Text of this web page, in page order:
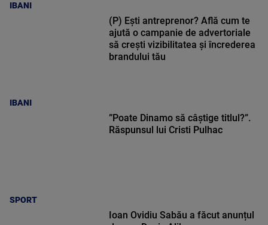
IBANI
IBANI
(P) Ești antreprenor? Află cum te
ajută o campanie de advertoriale
să crești vizibilitatea și încrederea
brandului tău
SPORT
”Poate Dinamo să câștige titlul?”.
Răspunsul lui Cristi Pulhac
Ioan Ovidiu Sabău a făcut anunțul